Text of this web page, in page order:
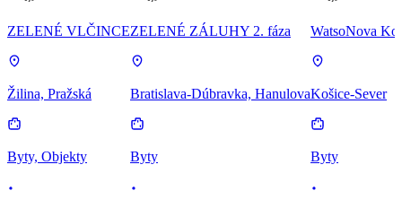
ZELENÉ VLČINCE
Žilina, Pražská
Byty, Objekty
ZELENÉ ZÁLUHY 2. fáza
Bratislava-Dúbravka, Hanulova
Byty
WatsoNova
Košice-Sever
Byty